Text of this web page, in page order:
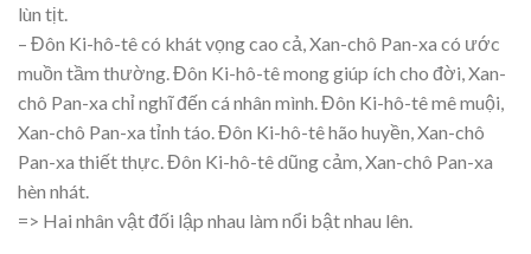
lùn tịt.
– Đôn Ki-hô-tê có khát vọng cao cả, Xan-chô Pan-xa có ước
muồn tầm thường. Đôn Ki-hô-tê mong giúp ích cho đời, Xan-
chô Pan-xa chỉ nghĩ đến cá nhân mình. Đôn Ki-hô-tê mê muội,
Xan-chô Pan-xa tỉnh táo. Đôn Ki-hô-tê hão huyền, Xan-chô
Pan-xa thiết thực. Đôn Ki-hô-tê dũng cảm, Xan-chô Pan-xa
hèn nhát.
=> Hai nhân vật đối lập nhau làm nổi bật nhau lên.